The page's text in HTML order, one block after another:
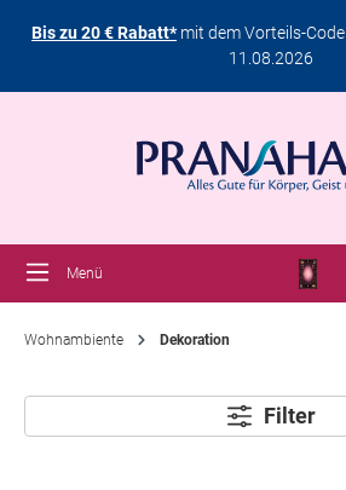
Bis zu 20 € Rabatt*mit dem Vorteils-Code
11.08.2026
Menü
Wohnambiente Dekoration
Filter